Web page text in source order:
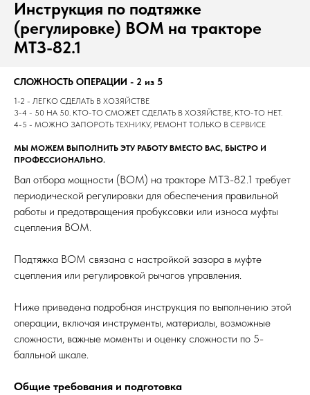
Инструкция по подтяжке
(регулировке) ВОМ на тракторе
МТЗ-82.1
СЛОЖНОСТЬ ОПЕРАЦИИ - 2 из 5
1-2 - ЛЕГКО СДЕЛАТЬ В ХОЗЯЙСТВЕ
3-4 - 50 НА 50. КТО-ТО СМОЖЕТ СДЕЛАТЬ В ХОЗЯЙСТВЕ, КТО-ТО НЕТ.
4-5 - МОЖНО ЗАПОРОТЬ ТЕХНИКУ, РЕМОНТ ТОЛЬКО В СЕРВИСЕ
МЫ МОЖЕМ ВЫПОЛНИТЬ ЭТУ РАБОТУ ВМЕСТО ВАС, БЫСТРО И
ПРОФЕССИОНАЛЬНО.
Вал отбора мощности (ВОМ) на тракторе МТЗ-82.1 требует
периодической регулировки для обеспечения правильной
работы и предотвращения пробуксовки или износа муфты
сцепления ВОМ.
Подтяжка ВОМ связана с настройкой зазора в муфте
сцепления или регулировкой рычагов управления.
Ниже приведена подробная инструкция по выполнению этой
операции, включая инструменты, материалы, возможные
сложности, важные моменты и оценку сложности по 5-
балльной шкале.
Общие требования и подготовка